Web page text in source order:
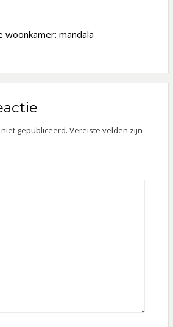
woonkamer: mandala
gepubliceerd. Vereiste velden zijn